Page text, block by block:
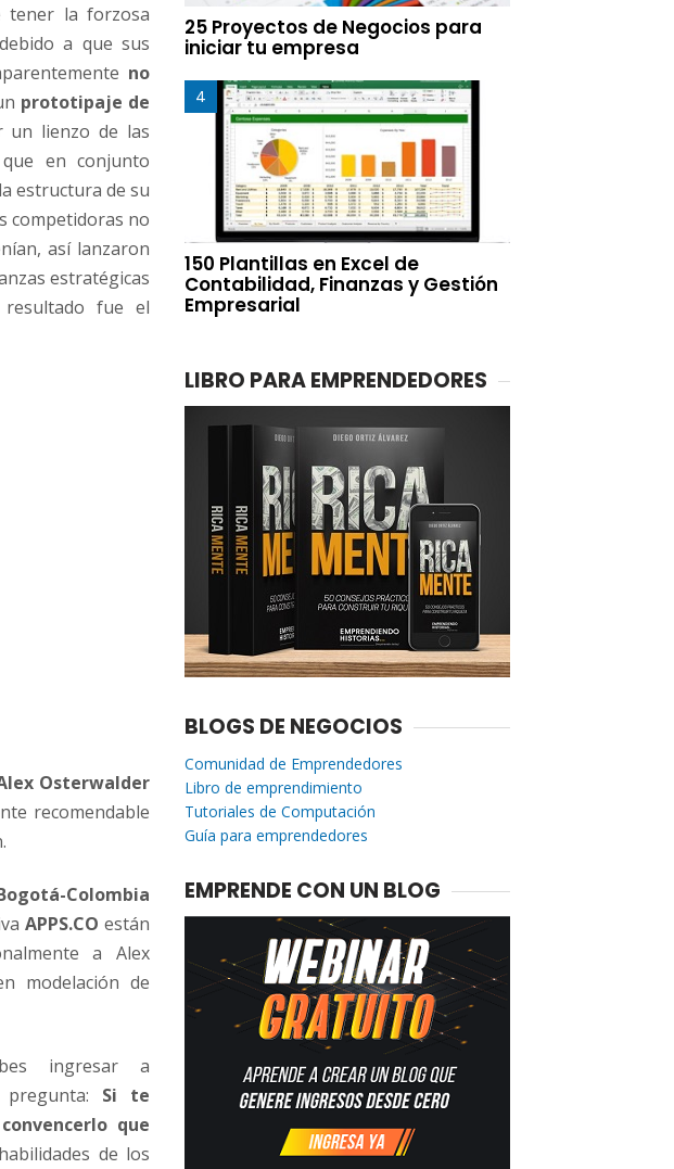
tener la forzosa
a que sus
no
prototipaje de
un lienzo de las
en conjunto
estructura de su
competidoras no
así lanzaron
estratégicas
fue el
Osterwalder
recomendable
Colombia
APPS.CO están
a Alex
modelación de
ingresar a
Si te
que
de los
25 Proyectos de Negocios para
iniciar tu empresa
150 Plantillas en Excel de
Contabilidad, Finanzas y Gestión
Empresarial
LIBRO PARA EMPRENDEDORES
BLOGS DE NEGOCIOS
Comunidad de Emprendedores
Libro de emprendimiento
Tutoriales de Computación
Guía para emprendedores
EMPRENDE CON UN BLOG